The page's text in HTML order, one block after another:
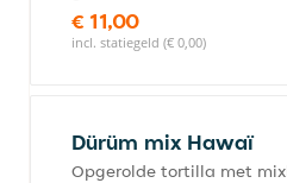
€ 11,00
incl. statiegeld (€ 0,00)
Dürüm mix Hawaï
Opgerolde tortilla met